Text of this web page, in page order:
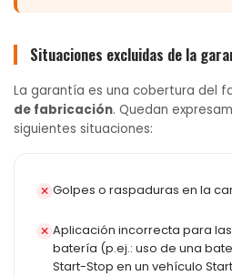
Situaciones excluidas de la
La garantía es una cobertura del
de fabricación. Quedan
siguientes situaciones:
Golpes o raspaduras en la
Aplicación incorrecta para
batería (p.ej.: uso de una
Start-Stop en un vehículo